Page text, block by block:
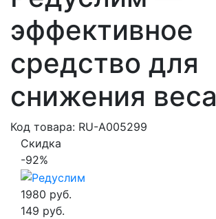
эффективное
средство для
снижения веса
Код товара: RU-A005299
Скидка
-92%
1980 руб.
149 руб.